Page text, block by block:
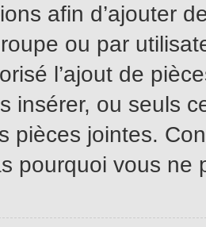
afin d’ajouter
ou par
l’ajout de
insérer, ou seuls
pièces jointes.
pourquoi vous ne